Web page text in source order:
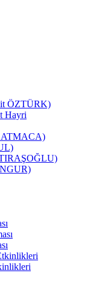
ÖZTÜRK)
Hayri
ATMACA)